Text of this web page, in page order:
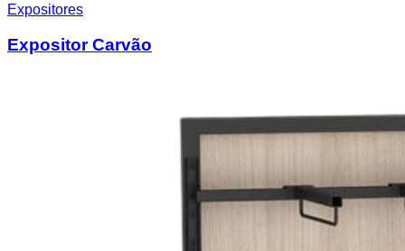
Expositores
Expositor Carvão